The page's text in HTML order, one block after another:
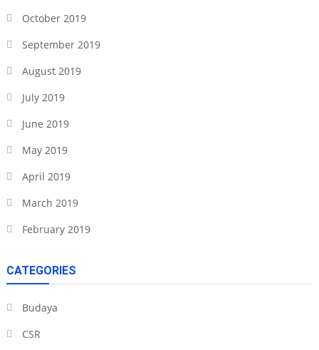
October 2019
September 2019
August 2019
July 2019
June 2019
May 2019
April 2019
March 2019
February 2019
CATEGORIES
Budaya
CSR